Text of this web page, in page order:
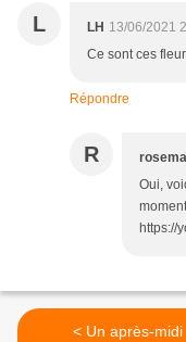
L LH 13/06/2021
Ce sont ces
Répondre
R
Oui,
https://
< Un après-midi